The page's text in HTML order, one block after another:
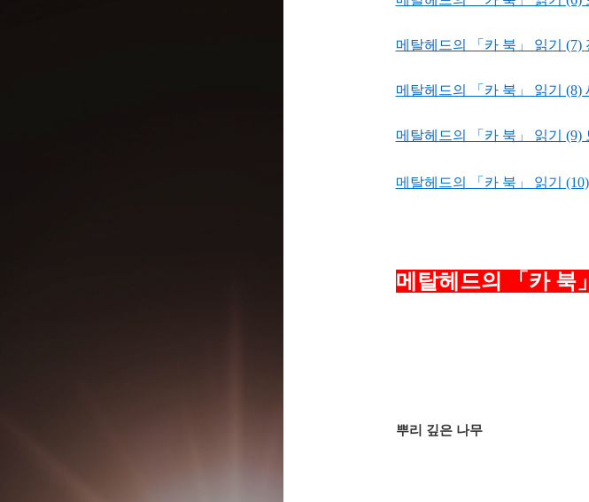
메탈헤드의 「카 북」 읽기 (7)
메탈헤드의 「카 북」 읽기
메탈헤드의 「카 북」 읽기
메탈헤드의 「카 북」 읽기
메탈헤드의 「카 북
뿌리 깊은 나무